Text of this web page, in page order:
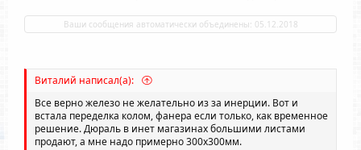
Ваши сообщения автоматически объединены: 05.12.2018
Виталий написал(а):
Все верно железо не желательно из за инерции. Вот и
встала переделка колом, фанера если только, как временное
решение. Дюраль в инет магазинах большими листами
продают, а мне надо примерно 300х300мм.